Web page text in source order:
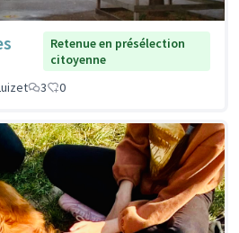
Retenue en présélection
citoyenne
3 0